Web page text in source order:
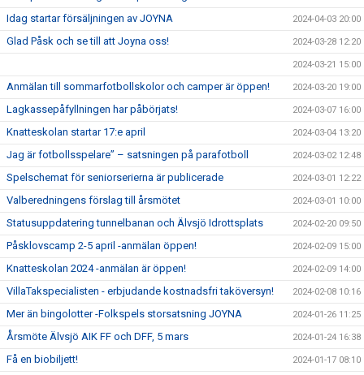
Idag startar försäljningen av JOYNA 2024-04-03 20:00
Glad Påsk och se till att Joyna oss! 2024-03-28 12:20
2024-03-21 15:00
Anmälan till sommarfotbollskolor och camper är öppen! 2024-03-20 19:00
Lagkassepåfyllningen har påbörjats! 2024-03-07 16:00
Knatteskolan startar 17:e april 2024-03-04 13:20
Jag är fotbollsspelare” – satsningen på parafotboll 2024-03-02 12:48
Spelschemat för seniorserierna är publicerade 2024-03-01 12:22
Valberedningens förslag till årsmötet 2024-03-01 10:00
Statusuppdatering tunnelbanan och Älvsjö Idrottsplats 2024-02-20 09:50
Påsklovscamp 2-5 april -anmälan öppen! 2024-02-09 15:00
Knatteskolan 2024 -anmälan är öppen! 2024-02-09 14:00
VillaTakspecialisten - erbjudande kostnadsfri taköversyn! 2024-02-08 10:16
Mer än bingolotter -Folkspels storsatsning JOYNA 2024-01-26 11:25
Årsmöte Älvsjö AIK FF och DFF, 5 mars 2024-01-24 16:38
Få en biobiljett! 2024-01-17 08:10